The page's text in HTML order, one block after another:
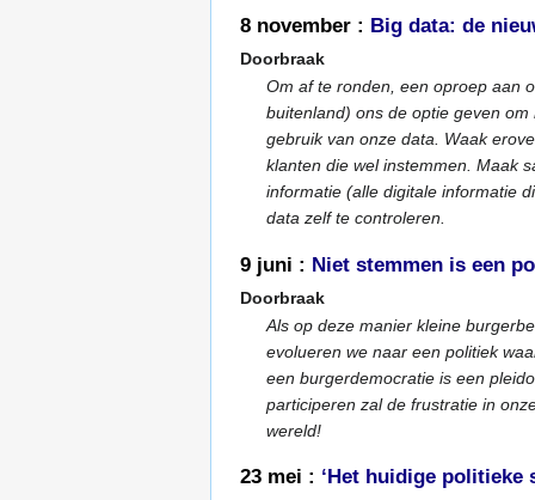
8 november : Big data: de
Doorbraak
Om af te ronden, een oproep aan
buitenland) ons de optie geven
gebruik van onze data. Waak
klanten die wel instemmen. Maak
informatie (alle digitale informatie
data zelf te controleren.
9 juni : Niet stemmen is een
Doorbraak
Als op deze manier kleine
evolueren we naar een politiek
een burgerdemocratie is een
participeren zal de frustratie in
wereld!
23 mei : ‘Het huidige